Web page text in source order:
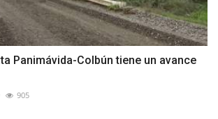
Panimávida-Colbún tiene un avance
905